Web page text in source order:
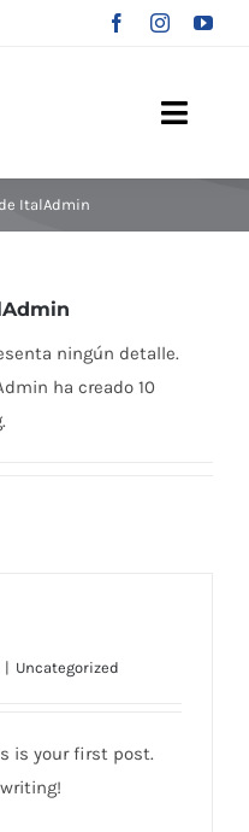
Toggle
ItalAdmin
ningún detalle.
ha creado 10
| Uncategorized
is your first post.